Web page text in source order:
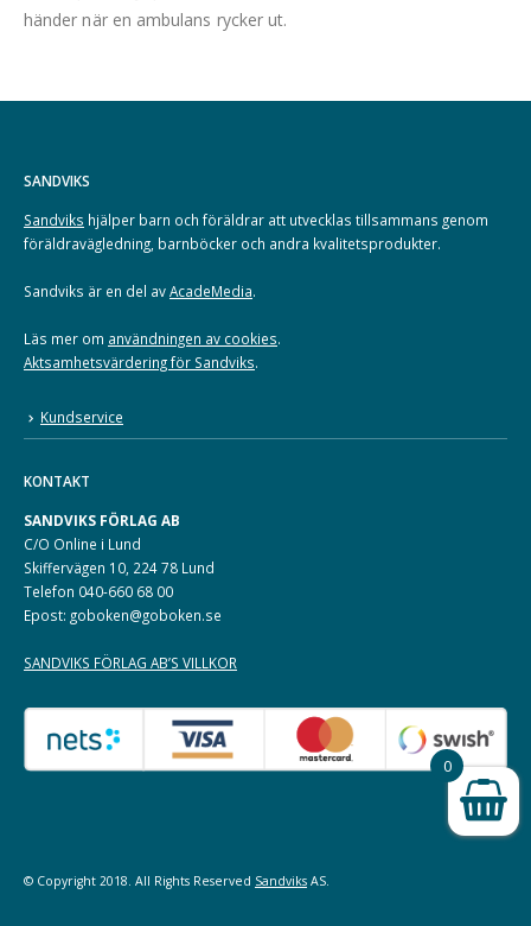
händer när en ambulans rycker ut.
SANDVIKS
Sandviks hjälper barn och föräldrar att utvecklas tillsammans genom
föräldravägledning, barnböcker och andra kvalitetsprodukter.
Sandviks är en del avAcadeMedia.
Läs mer om användningen av cookies.
Aktsamhetsvärdering för Sandviks.
Kundservice
KONTAKT
SANDVIKS FÖRLAG AB
C/O Online i Lund
Skiffervägen 10, 224 78 Lund
Telefon 040-660 68 00
Epost: goboken@goboken.se
SANDVIKS FÖRLAG AB’S VILLKOR
© Copyright 2018. All Rights Reserved Sandviks AS.
0